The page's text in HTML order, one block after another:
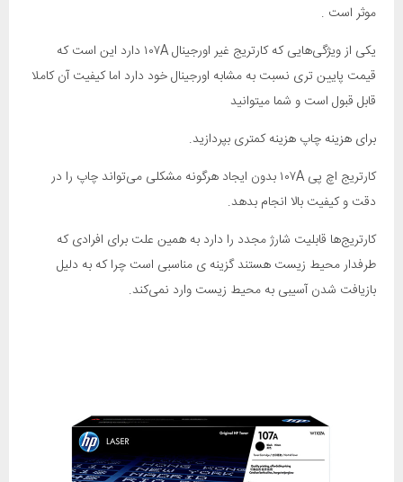
موثر است .
یکی از ویژگی‌هایی که کارتریج غیر اورجینال ۱۰۷A دارد این است که
قیمت پایین تری نسبت به مشابه اورجینال خود دارد اما کیفیت آن کاملا
قابل قبول است و شما میتوانید
برای هزینه چاپ هزینه کمتری بپردازید.
کارتریج اچ پی ۱۰۷A بدون ایجاد هرگونه مشکلی ‌می‌تواند چاپ را در
دقت و کیفیت بالا انجام بدهد.
کارتریج‌ها قابلیت شارژ مجدد را دارد به همین علت برای افرادی که
طرفدار محیط زیست هستند گزینه ی مناسبی است چرا که به دلیل
بازیافت شدن آسیبی به محیط زیست وارد نمی‌کند.